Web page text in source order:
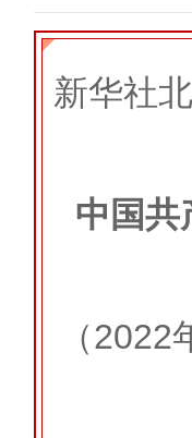
新华社
中国共
（